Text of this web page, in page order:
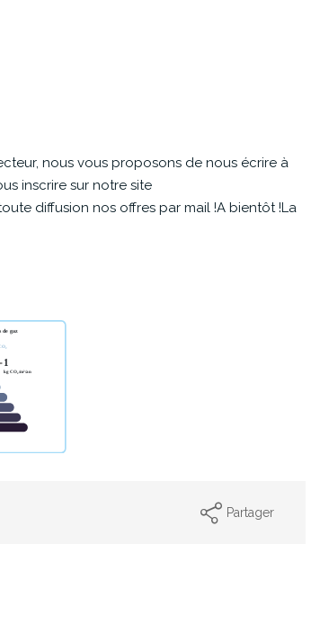
nous vous proposons de nous écrire à
inscrire sur notre site
diffusion nos offres par mail !A bientôt !La
Partager